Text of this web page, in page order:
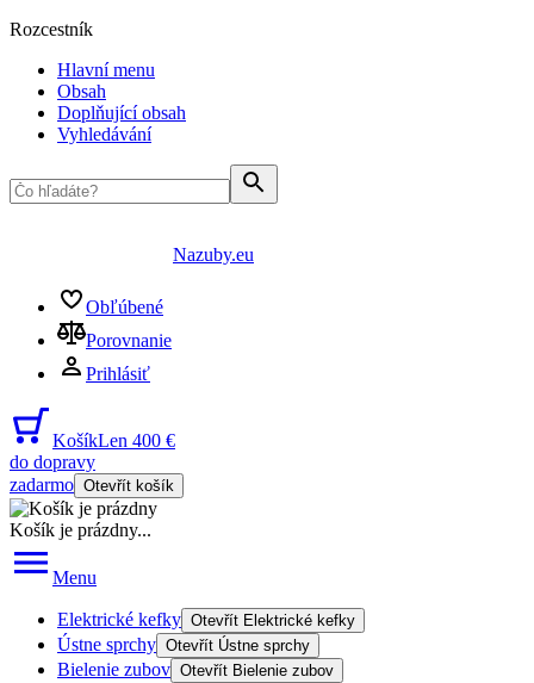
Rozcestník
Hlavní menu
Obsah
Doplňující obsah
Vyhledávání
Nazuby.eu
Obľúbené
Porovnanie
Prihlásiť
KošíkLen 400 €
do dopravy
zadarmo Otevřít košík
Košík je prázdny...
Menu
Elektrické kefky Otevřít Elektrické kefky
Ústne sprchy Otevřít Ústne sprchy
Bielenie zubov Otevřít Bielenie zubov